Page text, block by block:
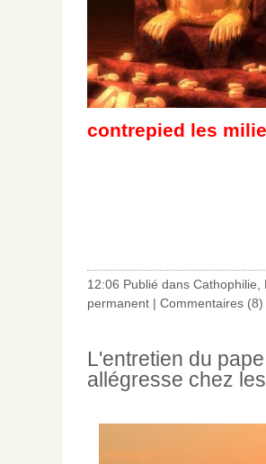
contrepied les
12:06 Publié dans Cathophilie
permanent | Commentaires (8)
L'entretien du
allégresse chez